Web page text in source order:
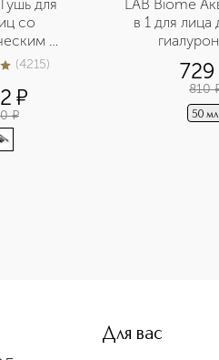
для
со
(4215)
¤
¤
LAB Biome
в 1 для лица
729
810
50 мл
Для вас